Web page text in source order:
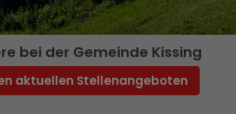
bei der Gemeinde Kissing
aktuellen Stellenangeboten